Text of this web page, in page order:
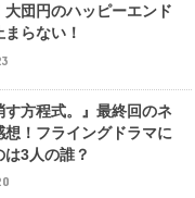
大団円のハッピーエンド
らない！
す方程式。』最終回のネ
想！フライングドラマに
3人の誰？